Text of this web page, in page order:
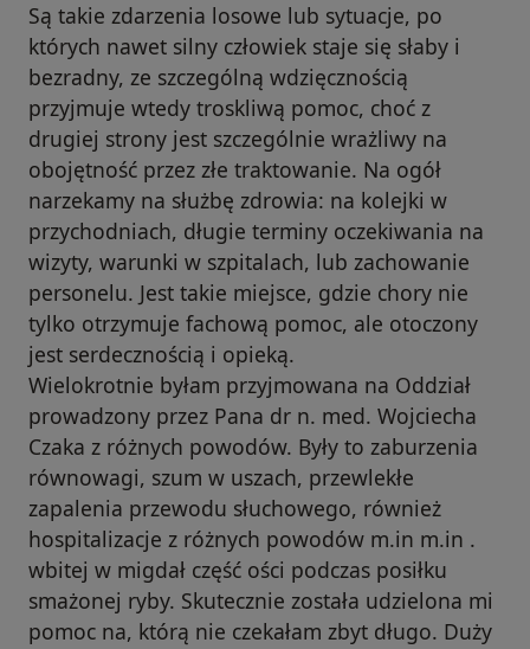
Są takie zdarzenia losowe lub sytuacje, po
których nawet silny człowiek staje się słaby i
bezradny, ze szczególną wdzięcznością
przyjmuje wtedy troskliwą pomoc, choć z
drugiej strony jest szczególnie wrażliwy na
obojętność przez złe traktowanie. Na ogół
narzekamy na służbę zdrowia: na kolejki w
przychodniach, długie terminy oczekiwania na
wizyty, warunki w szpitalach, lub zachowanie
personelu. Jest takie miejsce, gdzie chory nie
tylko otrzymuje fachową pomoc, ale otoczony
jest serdecznością i opieką.
Wielokrotnie byłam przyjmowana na Oddział
prowadzony przez Pana dr n. med. Wojciecha
Czaka z różnych powodów. Były to zaburzenia
równowagi, szum w uszach, przewlekłe
zapalenia przewodu słuchowego, również
hospitalizacje z różnych powodów m.in m.in .
wbitej w migdał część ości podczas posiłku
smażonej ryby. Skutecznie została udzielona mi
pomoc na, którą nie czekałam zbyt długo. Duży